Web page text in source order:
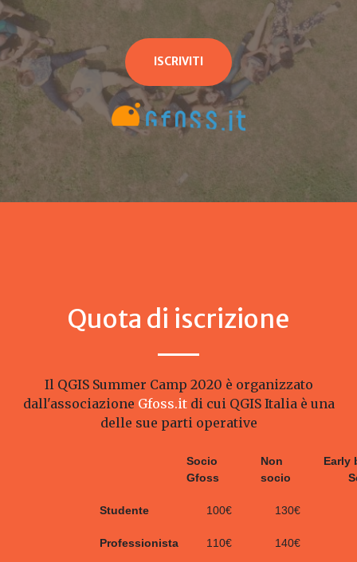
ISCRIVITI
Quota di iscrizione
Il QGIS Summer Camp 2020 è organizzato
dall'associazione Gfoss.itdi cui QGIS Italia è una
delle sue parti operative
Socio
Gfoss
Non
socio
Early
Studente 100€ 130€
Professionista 110€ 140€